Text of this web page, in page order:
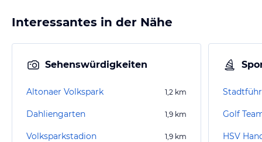
Interessantes in der Nähe
Sehenswürdigkeiten
Altonaer Volkspark 1,2 km
Dahliengarten 1,9 km
Volksparkstadion 1,9 km
Golf
HSV